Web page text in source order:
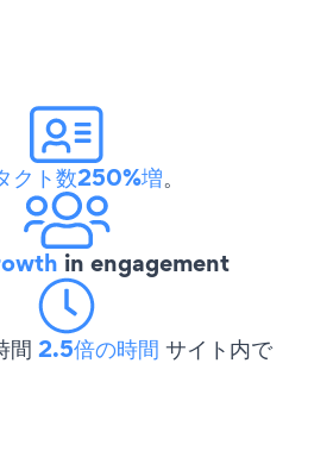
クト数250%増。
in engagement
間 2.5倍の時間 サイト内で